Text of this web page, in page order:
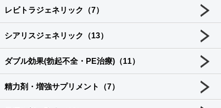
レビトラジェネリック（7）
シアリスジェネリック（13）
ダブル効果(勃起不全・PE治療)（11）
精力剤・増強サプリメント（7）